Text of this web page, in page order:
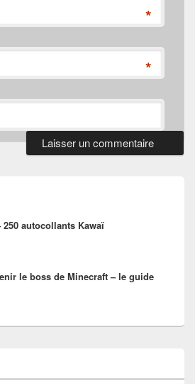
*
*
:
autocollants Kawaï
le boss de Minecraft – le guide